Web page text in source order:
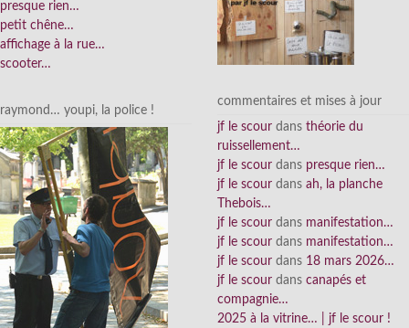
presque rien…
petit chêne…
affichage à la rue…
scooter…
raymond… youpi, la police !
commentaires et mises à jour
jf le scour dans théorie du
ruissellement…
jf le scour dans presque rien…
jf le scour dans ah, la planche
Thebois…
jf le scour dans manifestation…
jf le scour dans manifestation…
jf le scour dans 18 mars 2026…
jf le scour dans canapés et
compagnie…
2025 à la vitrine… | jf le scour !